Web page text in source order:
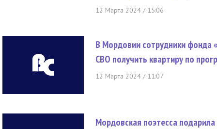
12 Марта 2024 / 15:06
В Мордовии сотрудники фонда
СВО получить квартиру по
12 Марта 2024 / 11:07
Мордовская поэтесса